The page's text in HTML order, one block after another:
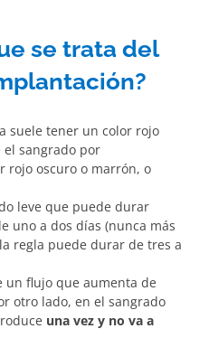
se trata del
suele tener un color rojo
sangrado por
rojo oscuro o marrón, o
leve que puede durar
uno a dos días (nunca más
regla puede durar de tres a
un flujo que aumenta de
otro lado, en el sangrado
una vez y no va a